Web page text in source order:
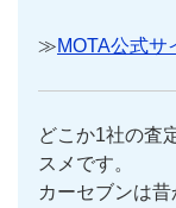
≫MOTA公式サ
どこか1社の査
スメです。
カーセブンは